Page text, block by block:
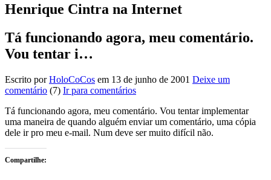
Henrique Cintra na Internet
Tá funcionando agora, meu comentário.
Vou tentar i…
Escrito porHoloCoCos em 13 de junho de 2001 Deixe um
comentário (7) Ir para comentários
Tá funcionando agora, meu comentário. Vou tentar implementar
uma maneira de quando alguém enviar um comentário, uma cópia
dele ir pro meu e-mail. Num deve ser muito difícil não.
Compartilhe: